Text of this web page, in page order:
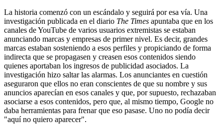
La historia comenzó con un escándalo y seguirá por esa vía. Una
investigación publicada en el diario The Times apuntaba que en los
canales de YouTube de varios usuarios extremistas se estaban
anunciando marcas y empresas de primer nivel. Es decir, grandes
marcas estaban sosteniendo a esos perfiles y propiciando de forma
indirecta que se propagasen y creasen esos contenidos siendo
quienes aportaban los ingresos de publicidad asociados. La
investigación hizo saltar las alarmas. Los anunciantes en cuestión
aseguraron que ellos no eran conscientes de que su nombre y sus
anuncios aparecían en esos canales y que, por supuesto, rechazaban
asociarse a esos contenidos, pero que, al mismo tiempo, Google no
daba herramientas para frenar que eso pasase. Uno no podía decir
"aquí no quiero aparecer".